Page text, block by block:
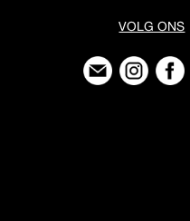
VOLG ONS